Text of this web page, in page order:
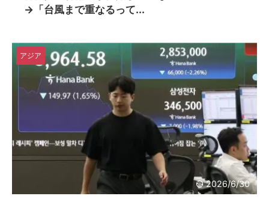
→「台風まで重なるって...
2026/6/30
アジア